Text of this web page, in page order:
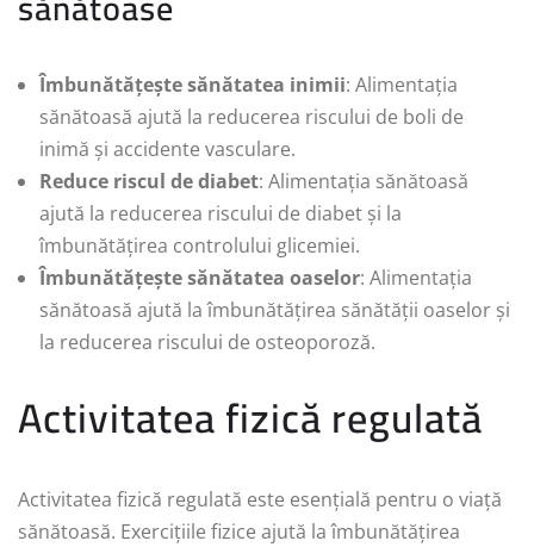
Îmbunătățește sănătatea inimii: Alimentația
sănătoasă ajută la reducerea riscului de boli de
inimă și accidente vasculare.
Reduce riscul de diabet: Alimentația sănătoasă
ajută la reducerea riscului de diabet și la
îmbunătățirea controlului glicemiei.
Îmbunătățește sănătatea oaselor: Alimentația
sănătoasă ajută la îmbunătățirea sănătății oaselor și
la reducerea riscului de osteoporoză.
Activitatea fizică regulată
Activitatea fizică regulată este esențială pentru o viață
sănătoasă. Exercițiile fizice ajută la îmbunătățirea